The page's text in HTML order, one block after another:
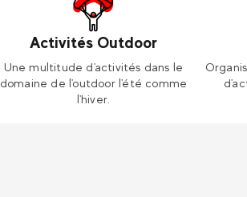
Activités Outdoor
Une multitude d'activités dans le
domaine de l'outdoor l'été comme
l'hiver.